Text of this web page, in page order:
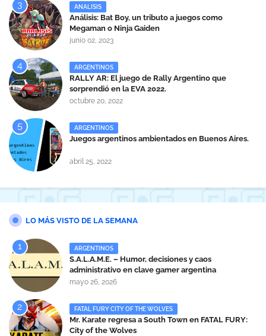
ANALISIS
Análisis: Bat Boy, un tributo a juegos como
Megaman o Ninja Gaiden
junio 02, 2023
ARGENTINOS
RALLY AR: El juego de Rally Argentino que
sorprendió en la EVA 2022.
octubre 20, 2022
ARGENTINOS
Juegos argentinos ambientados en Buenos Aires.
abril 25, 2022
LO MÁS VISTO DE LA SEMANA
ARGENTINOS
S.A.L.A.M.E. – Humor, decisiones y caos
administrativo en clave gamer argentina
mayo 26, 2026
FATAL FURY CITY OF THE WOLVES
Mr. Karate regresa a South Town en FATAL FURY:
City of the Wolves